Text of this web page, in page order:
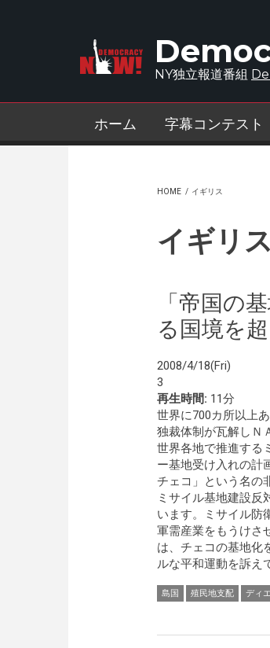
NY独立報道番組
ホーム 字幕コンテスト
HOME / イギリス
イギリス
「帝国の
る国境を
2008/4/18(Fri)
3
再生時間: 11分
世界に700カ所以上
独裁体制が瓦解しＮ
世界各地で推進する
ー基地受け入れの計
チェコ」という名の
ミサイル基地建設反
います。ミサイル防
軍需産業をもうけさ
は、チェコの基地化
ルな平和運動を訴え
島国 殖民地支配 ディ